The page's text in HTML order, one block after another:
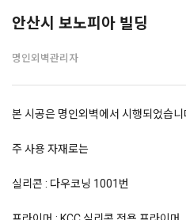
안산시 보노피아 빌딩
명인외벽관리자
본 시공은 명인외벽에서 시행되었습니
주 사용 자재로는
실리콘 : 다우코닝 1001번